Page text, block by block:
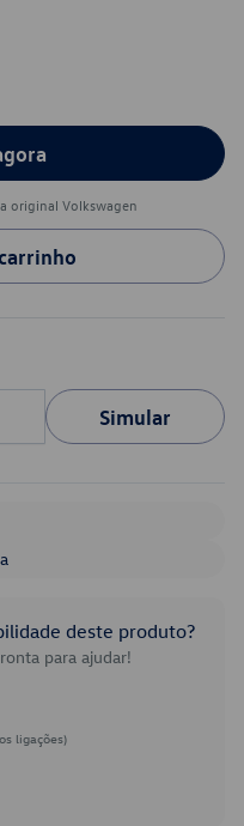
original Volkswagen
Simular
deste produto?
para ajudar!
ligações)